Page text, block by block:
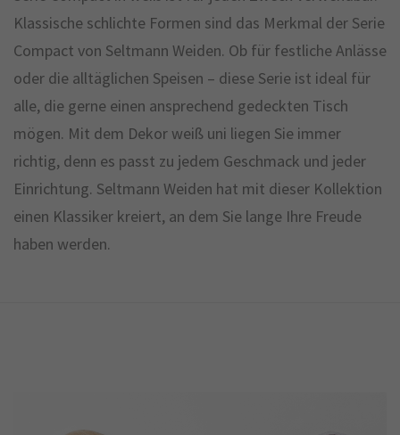
Klassische schlichte Formen sind das Merkmal der Serie
Compact von Seltmann Weiden. Ob für festliche Anlässe
oder die alltäglichen Speisen – diese Serie ist ideal für
alle, die gerne einen ansprechend gedeckten Tisch
mögen. Mit dem Dekor weiß uni liegen Sie immer
richtig, denn es passt zu jedem Geschmack und jeder
Einrichtung. Seltmann Weiden hat mit dieser Kollektion
einen Klassiker kreiert, an dem Sie lange Ihre Freude
haben werden.